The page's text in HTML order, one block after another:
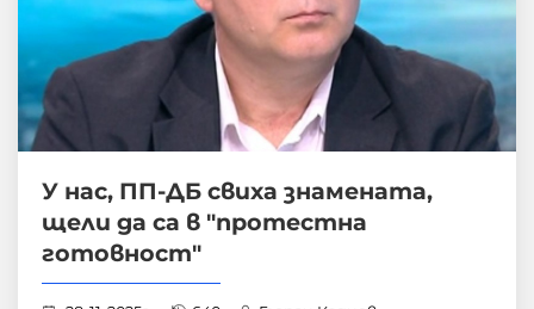
У нас, ПП-ДБ свиха знамената,
щели да са в "протестна
готовност"